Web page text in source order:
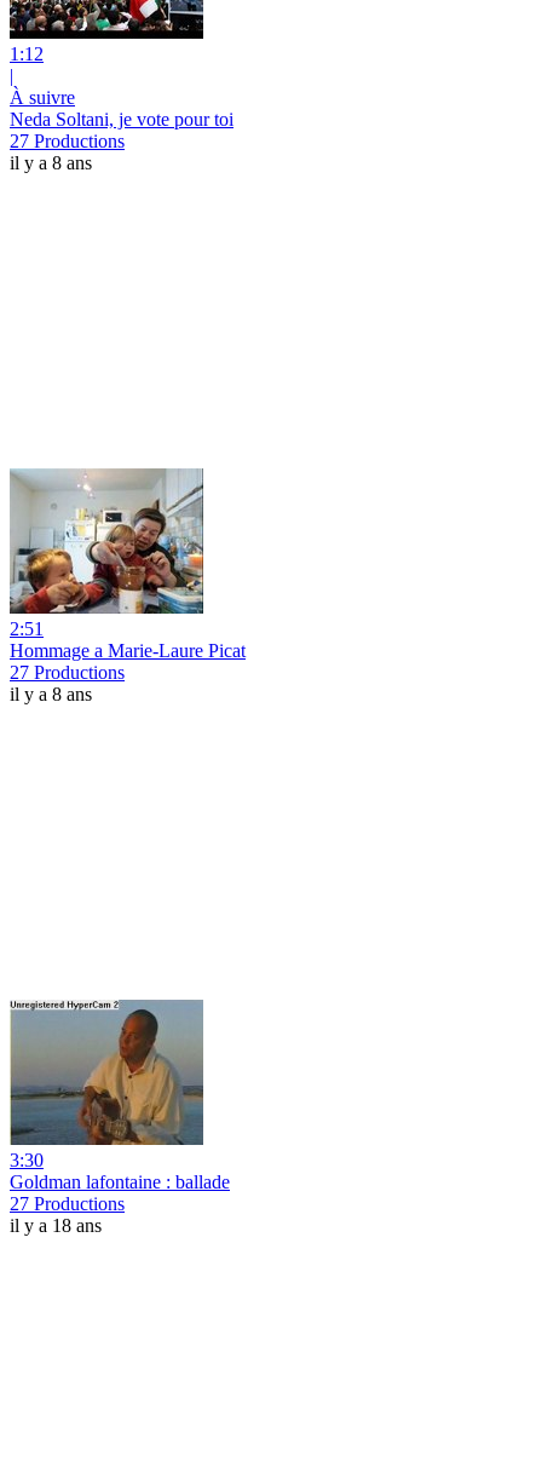
1:12
|
À suivre
Neda Soltani, je vote pour toi
27 Productions
il y a 8 ans
2:51
Hommage a Marie-Laure Picat
27 Productions
il y a 8 ans
3:30
Goldman lafontaine : ballade
27 Productions
il y a 18 ans